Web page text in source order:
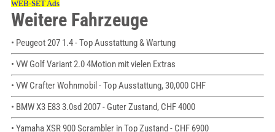
Weitere Fahrzeuge
• Peugeot 207 1.4 - Top Ausstattung & Wartung
• VW Golf Variant 2.0 4Motion mit vielen Extras
• VW Crafter Wohnmobil - Top Ausstattung, 30,000 CHF
• BMW X3 E83 3.0sd 2007 - Guter Zustand, CHF 4000
• Yamaha XSR 900 Scrambler in Top Zustand - CHF 6900